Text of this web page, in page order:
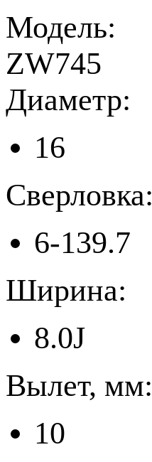
Модель:
ZW745
Диаметр:
16
Сверловка:
6-139.7
Ширина:
8.0J
Вылет, мм:
10